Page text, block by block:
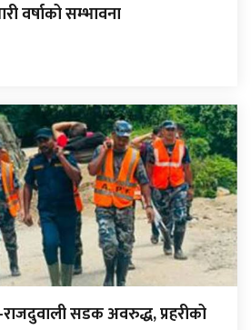
वर्षाको सम्भावना
सडक अवरुद्ध, प्रहरीको